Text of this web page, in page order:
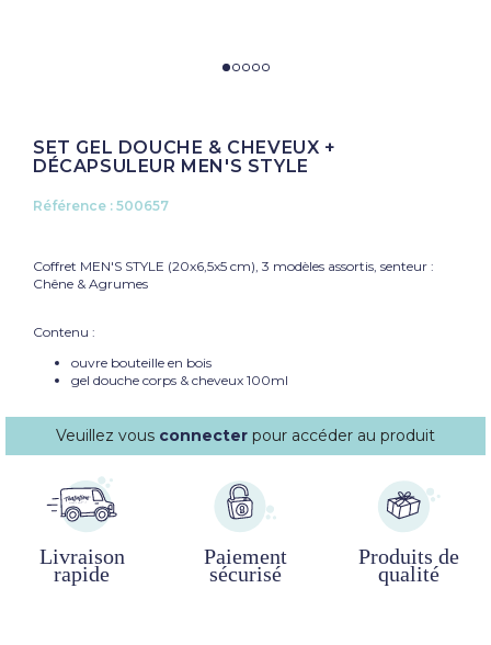
SET GEL DOUCHE & CHEVEUX +
DÉCAPSULEUR MEN'S STYLE
Référence : 500657
Coffret MEN'S STYLE (20x6,5x5 cm), 3 modèles assortis, senteur :
Chêne & Agrumes
Contenu :
ouvre bouteille en bois
gel douche corps & cheveux 100ml
Veuillez vous connecter pour accéder au produit
Livraison
rapide
Paiement
sécurisé
Produits de
qualité